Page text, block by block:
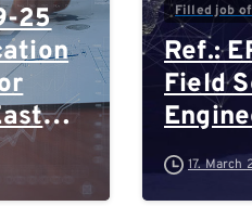
25
Filled job
Ref.:
Field
17. March